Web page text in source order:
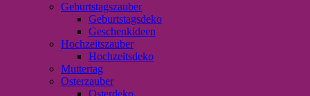
Geburtstagszauber
Geburtstagsdeko
Geschenkideen
Hochzeitszauber
Hochzeitsdeko
Muttertag
Osterzauber
Osterdeko